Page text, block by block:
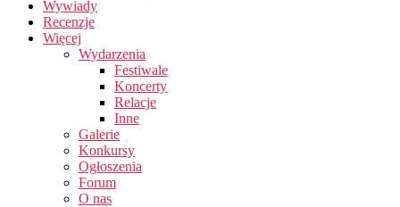
Wywiady
Recenzje
Więcej
Wydarzenia
Festiwale
Koncerty
Relacje
Inne
Galerie
Konkursy
Ogłoszenia
Forum
O nas